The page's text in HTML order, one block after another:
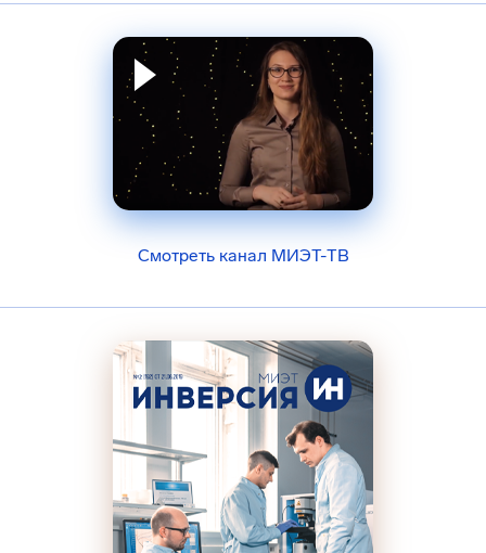
Смотреть канал МИЭТ-ТВ